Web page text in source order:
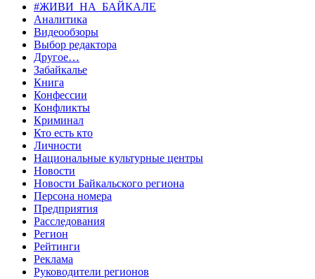
#ЖИВИ_НА_БАЙКАЛЕ
Аналитика
Видеообзоры
Выбор редактора
Другое…
Забайкалье
Книга
Конфессии
Конфликты
Криминал
Кто есть кто
Личности
Национальные культурные центры
Новости
Новости Байкальского региона
Персона номера
Предприятия
Расследования
Регион
Рейтинги
Реклама
Руководители регионов